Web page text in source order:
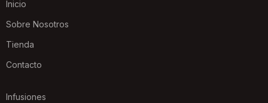
Inicio
Sobre Nosotros
Tienda
Contacto
Infusiones